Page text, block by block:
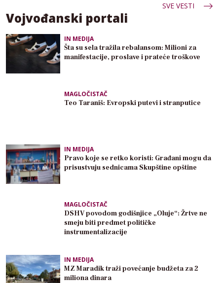
SVE VESTI
Vojvođanski portali
IN MEDIJA
Šta su sela tražila rebalansom: Milioni za
manifestacije, proslave i prateće troškove
MAGLOČISTAČ
Teo Taraniš: Evropski putevi i stranputice
IN MEDIJA
Pravo koje se retko koristi: Građani mogu da
prisustvuju sednicama Skupštine opštine
MAGLOČISTAČ
DSHV povodom godišnjice „Oluje“: Žrtve ne
smeju biti predmet političke
instrumentalizacije
IN MEDIJA
MZ Maradik traži povećanje budžeta za 2
miliona dinara